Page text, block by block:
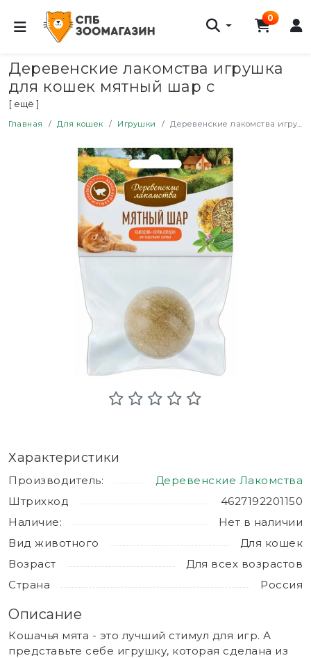
0
Деревенские лакомства игрушка
для кошек мятный шар с
календулой и корнем солодки - 22
г
[ ещё ]
Главная Для кошек Игрушки Деревенские лакомства игрушка для кошек мятный шар с календулой и корнем солодки - 22 г
Характеристики
Производитель:
Деревенские Лакомства
Штрихкод
4627192201150
Наличие:
Нет в наличии
Вид животного
Для кошек
Возраст
Для всех возрастов
Страна
Россия
Описание
Кошачья мята - это лучший стимул для игр. А
представьте себе игрушку, которая сделана из